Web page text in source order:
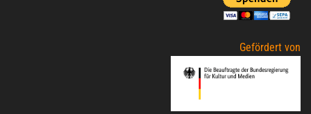
Gefördert von